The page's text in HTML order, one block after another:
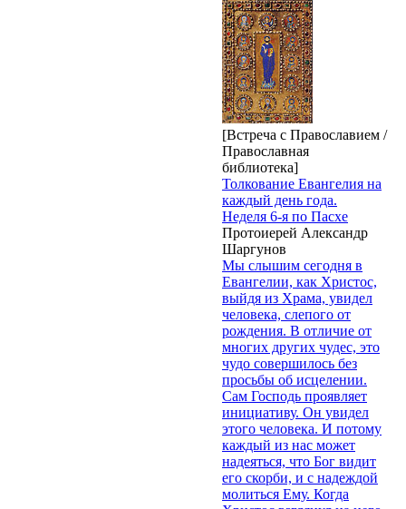
[Встреча с Православием /
Православная
библиотека]
Толкование Евангелия на
каждый день года.
Неделя 6-я по Пасхе
Протоиерей Александр
Шаргунов
Мы слышим сегодня в
Евангелии, как Христос,
выйдя из Храма, увидел
человека, слепого от
рождения. В отличие от
многих других чудес, это
чудо совершилось без
просьбы об исцелении.
Сам Господь проявляет
инициативу. Он увидел
этого человека. И потому
каждый из нас может
надеяться, что Бог видит
его скорби, и с надеждой
молиться Ему. Когда